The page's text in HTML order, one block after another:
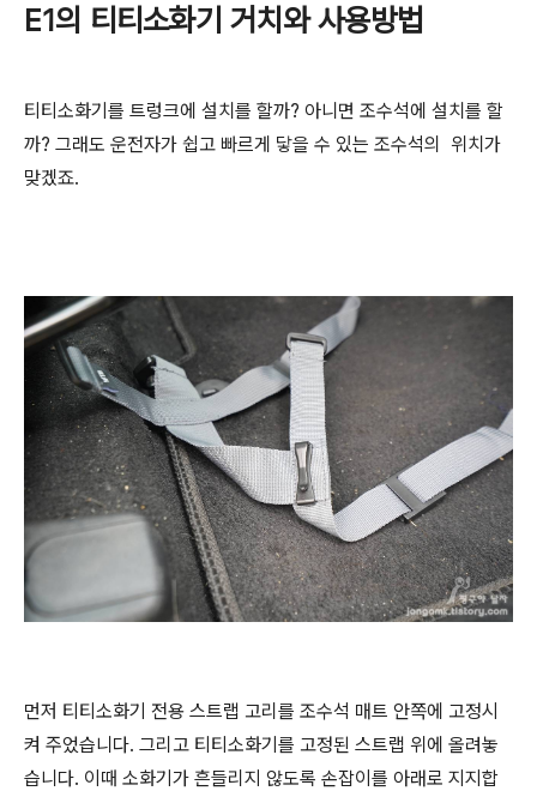
E1의 티티소화기 거치와 사용방법
티티소화기를 트렁크에 설치를 할까? 아니면 조수석에 설치를 할
까? 그래도 운전자가 쉽고 빠르게 닿을 수 있는 조수석의 위치가
맞겠죠.
먼저 티티소화기 전용 스트랩 고리를 조수석 매트 안쪽에 고정시
켜 주었습니다. 그리고 티티소화기를 고정된 스트랩 위에 올려놓
습니다. 이때 소화기가 흔들리지 않도록 손잡이를 아래로 지지합